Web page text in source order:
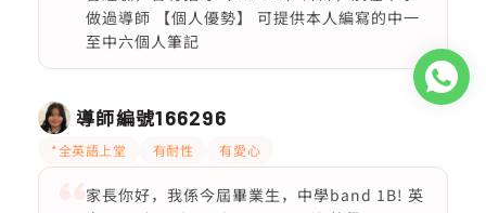
做過導師 【個人優勢】 可提供本人編寫的中一
至中六個人筆記
導師編號166296
*全英語上堂 有耐性 有愛心
家長你好，我係今屆畢業生，中學band 1B! 英